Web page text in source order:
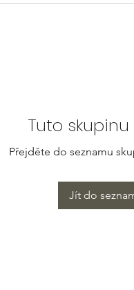
Tuto
Přejděte do seznamu
Jít do